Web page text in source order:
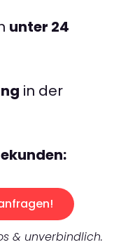
unter 24
in der
& unverbindlich.